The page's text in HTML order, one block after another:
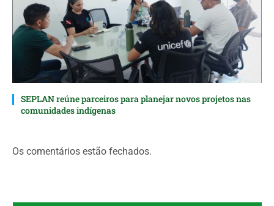
SEPLAN reúne parceiros para planejar novos projetos nas
comunidades indígenas
Os comentários estão fechados.